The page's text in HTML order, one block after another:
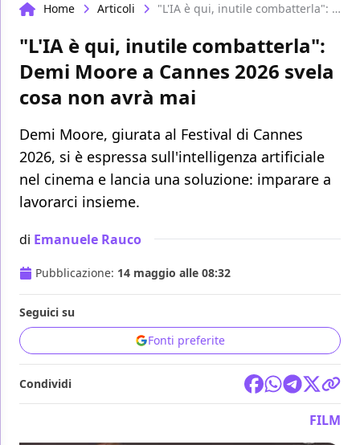
Home Articoli "L'IA è qui, inutile combatterla": Demi Moore a Cannes 2026 svela cosa non avrà mai
"L'IA è qui, inutile combatterla":
Demi Moore a Cannes 2026 svela
cosa non avrà mai
Demi Moore, giurata al Festival di Cannes
2026, si è espressa sull'intelligenza artificiale
nel cinema e lancia una soluzione: imparare a
lavorarci insieme.
di Emanuele Rauco
Pubblicazione: 14 maggio alle 08:32
Seguici su
Fonti preferite
Condividi
FILM